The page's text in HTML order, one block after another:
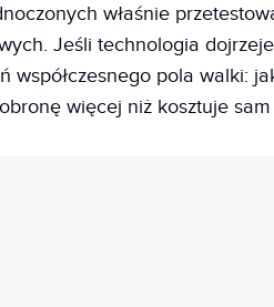
właśnie
Jeśli technologia
współczesnego pola walki:
więcej niż kosztuje sam